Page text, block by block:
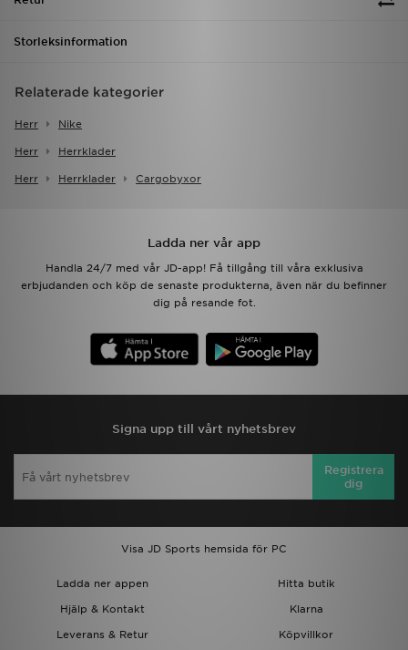
Storleksinformation
Relaterade kategorier
Herr Nike
Herr Herrklader
Herr Herrklader Cargobyxor
Ladda ner vår app
Handla 24/7 med vår JD-app! Få tillgång till våra exklusiva
erbjudanden och köp de senaste produkterna, även när du befinner
dig på resande fot.
Signa upp till vårt nyhetsbrev
Registrera
dig
Visa JD Sports hemsida för PC
Ladda ner appen
Hitta butik
Hjälp & Kontakt
Klarna
Leverans & Retur
Köpvillkor